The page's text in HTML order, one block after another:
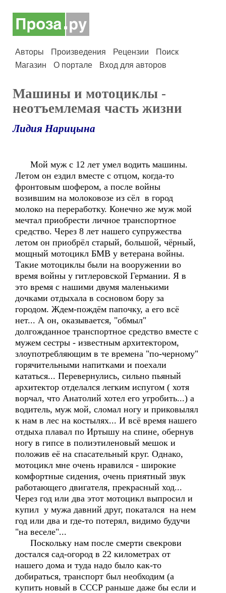
Авторы Произведения Рецензии
Поиск
Магазин
О портале Вход для авторов
Машины и мотоциклы -
неотъемлемая часть жизни
Лидия Нарицына
Мой муж с 12 лет умел водить машины.
Летом он ездил вместе с отцом, когда-то
фронтовым шофером, а после войны
возившим на молоковозе из сёл в город
молоко на переработку. Конечно же муж мой
мечтал приобрести личное транспортное
средство. Через 8 лет нашего супружества
летом он приобрёл старый, большой, чёрный,
мощный мотоцикл БМВ у ветерана войны.
Такие мотоциклы были на вооружении во
время войны у гитлеровской Германии. Я в
это время с нашими двумя маленькими
дочками отдыхала в сосновом бору за
городом. Ждем-пождём папочку, а его всё
нет... А он, оказывается, "обмыл"
долгожданное транспортное средство вместе с
мужем сестры - известным архитектором,
злоупотребляющим в те времена "по-черному"
горячительными напитками и поехали
кататься... Перевернулись, сильно пьяный
архитектор отделался легким испугом ( хотя
ворчал, что Анатолий хотел его угробить...) а
водитель, муж мой, сломал ногу и приковылял
к нам в лес на костылях... И всё время нашего
отдыха плавал по Иртышу на спине, обернув
ногу в гипсе в полиэтиленовый мешок и
положив её на спасательный круг. Однако,
мотоцикл мне очень нравился - широкие
комфортные сидения, очень приятный звук
работающего двигателя, прекрасный ход...
Через год или два этот мотоцикл выпросил и
купил у мужа давний друг, покатался на нем
год или два и где-то потерял, видимо будучи
"на веселе"...
Поскольку нам после смерти свекрови
достался сад-огород в 22 километрах от
нашего дома и туда надо было как-то
добираться, транспорт был необходим (а
купить новый в СССР раньше даже бы если и